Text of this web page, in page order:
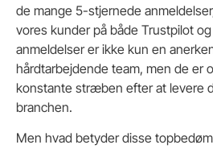
de mange 5-stjernede
vores kunder på både Trustpilot
anmeldelser er ikke kun en
hårdtarbejdende team, men de er
konstante stræben efter at levere
branchen.
Men hvad betyder disse